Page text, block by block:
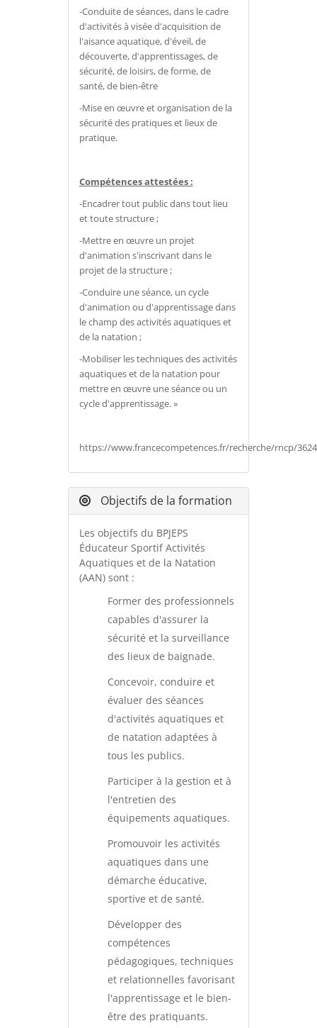
-Conduite de séances, dans le cadre
d'activités à visée d'acquisition de
l'aisance aquatique, d'éveil, de
découverte, d'apprentissages, de
sécurité, de loisirs, de forme, de
santé, de bien-être
-Mise en œuvre et organisation de la
sécurité des pratiques et lieux de
pratique.
Compétences attestées :
-Encadrer tout public dans tout lieu
et toute structure ;
-Mettre en œuvre un projet
d'animation s'inscrivant dans le
projet de la structure ;
-Conduire une séance, un cycle
d'animation ou d'apprentissage dans
le champ des activités aquatiques et
de la natation ;
-Mobiliser les techniques des activités
aquatiques et de la natation pour
mettre en œuvre une séance ou un
cycle d'apprentissage. »
https://www.francecompetences.fr/recherche/rncp/
Objectifs de la formation
Les objectifs du BPJEPS
Éducateur Sportif Activités
Aquatiques et de la Natation
(AAN) sont :
Former des professionnels
capables d'assurer la
sécurité et la surveillance
des lieux de baignade.
Concevoir, conduire et
évaluer des séances
d'activités aquatiques et
de natation adaptées à
tous les publics.
Participer à la gestion et à
l'entretien des
équipements aquatiques.
Promouvoir les activités
aquatiques dans une
démarche éducative,
sportive et de santé.
Développer des
compétences
pédagogiques, techniques
et relationnelles favorisant
l'apprentissage et le bien-
être des pratiquants.